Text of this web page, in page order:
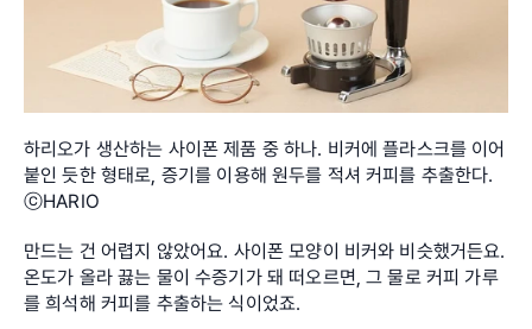
하리오가 생산하는 사이폰 제품 중 하나. 비커에 플라스크를 이어
붙인 듯한 형태로, 증기를 이용해 원두를 적셔 커피를 추출한다.
ⓒHARIO
만드는 건 어렵지 않았어요. 사이폰 모양이 비커와 비슷했거든요.
온도가 올라 끓는 물이 수증기가 돼 떠오르면, 그 물로 커피 가루
를 희석해 커피를 추출하는 식이었죠.